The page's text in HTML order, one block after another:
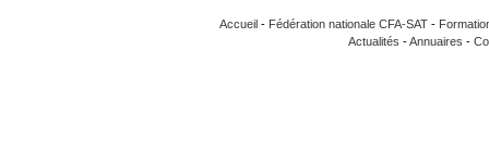
Accueil - Fédération nationale CFA-SAT -
Actualités -Annuaires -